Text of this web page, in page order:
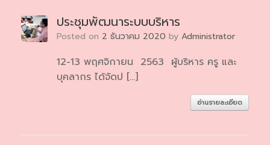
ประชุมพัฒนาระบบบริหาร
Posted on 2 ธันวาคม 2020 by Administrator
12-13 พฤศจิกายน 2563 ผู้บริหาร ครู และ
บุคลากร ได้จัดป […]
อ่านรายละเอียด